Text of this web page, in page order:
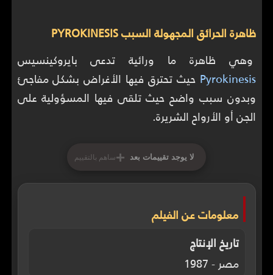
ظاهرة الحرائق المجهولة السبب PYROKINESIS
وهي ظاهرة ما ورائية تدعى بايروكينسيس
Pyrokinesis حيث تحترق فيها الأغراض بشكل مفاجئ
وبدون سبب واضح حيث تلقى فيها المسؤولية على
الجن أو الأرواح الشريرة.
لا يوجد تقييمات بعد +ساهم بالتقييم
معلومات عن الفيلم
تاريخ الإنتاج
مصر - 1987